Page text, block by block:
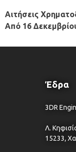
Αιτήσεις
Από 16
Έδρα
3DR
Λ.
15233,